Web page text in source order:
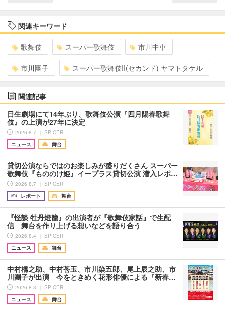
関連キーワード
歌舞伎 スーパー歌舞伎 市川中車
市川團子 スーパー歌舞伎II(セカンド) ヤマトタケル
関連記事
日生劇場にて14年ぶり、歌舞伎公演『四月陽春歌舞
伎』の上演が27年に決定
2026.8.7 ｜ SPICER
ニュース
舞台
貸切公演ならではのお楽しみが盛りだくさん スーパー
歌舞伎『もののけ姫』イープラス貸切公演 潜入レポ…
2026.8.7 ｜ SPICER
レポート
舞台
『怪談 牡丹燈籠』の出演者が『歌舞伎家話』で生配
信 舞台を作り上げる想いなどを語り合う
2026.8.4 ｜ SPICER
ニュース
舞台
中村橋之助、中村莟玉、市川染五郎、尾上辰之助、市
川團子が出演 今をときめく花形俳優による『新春…
2026.8.3 ｜ SPICER
ニュース
舞台